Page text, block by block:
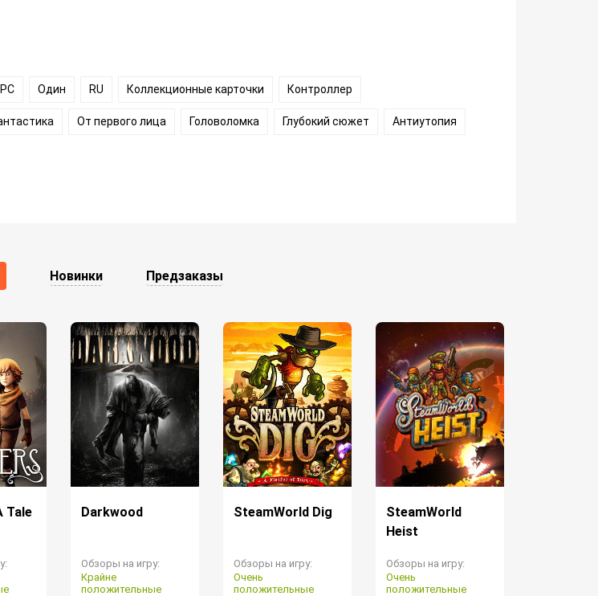
PC Один RU Коллекционные карточки Контроллер
От первого лица Головоломка Глубокий сюжет Антиутопия
Новинки Предзаказы
Tale
Darkwood
Обзоры на игру:
Крайне
положительные
SteamWorld Dig
Обзоры на игру:
Очень
положительные
SteamWorld
Heist
Обзоры на игру:
Очень
положительные